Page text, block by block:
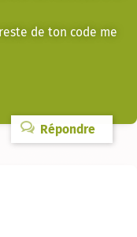
de ton code me
Répondre